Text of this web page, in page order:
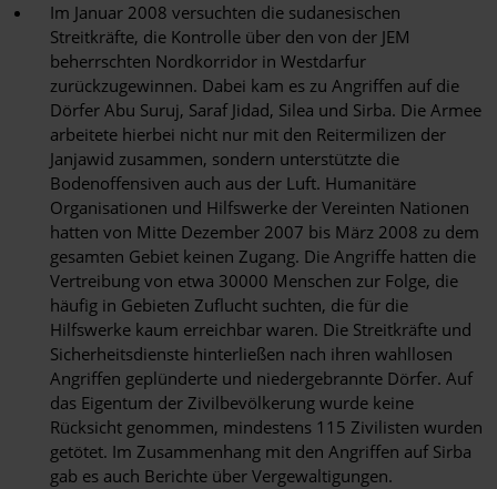
Im Januar 2008 versuchten die sudanesischen
Streitkräfte, die Kontrolle über den von der JEM
beherrschten Nordkorridor in Westdarfur
zurückzugewinnen. Dabei kam es zu Angriffen auf die
Dörfer Abu Suruj, Saraf Jidad, Silea und Sirba. Die Armee
arbeitete hierbei nicht nur mit den Reitermilizen der
Janjawid zusammen, sondern unterstützte die
Bodenoffensiven auch aus der Luft. Humanitäre
Organisationen und Hilfswerke der Vereinten Nationen
hatten von Mitte Dezember 2007 bis März 2008 zu dem
gesamten Gebiet keinen Zugang. Die Angriffe hatten die
Vertreibung von etwa 30000 Menschen zur Folge, die
häufig in Gebieten Zuflucht suchten, die für die
Hilfswerke kaum erreichbar waren. Die Streitkräfte und
Sicherheitsdienste hinterließen nach ihren wahllosen
Angriffen geplünderte und niedergebrannte Dörfer. Auf
das Eigentum der Zivilbevölkerung wurde keine
Rücksicht genommen, mindestens 115 Zivilisten wurden
getötet. Im Zusammenhang mit den Angriffen auf Sirba
gab es auch Berichte über Vergewaltigungen.